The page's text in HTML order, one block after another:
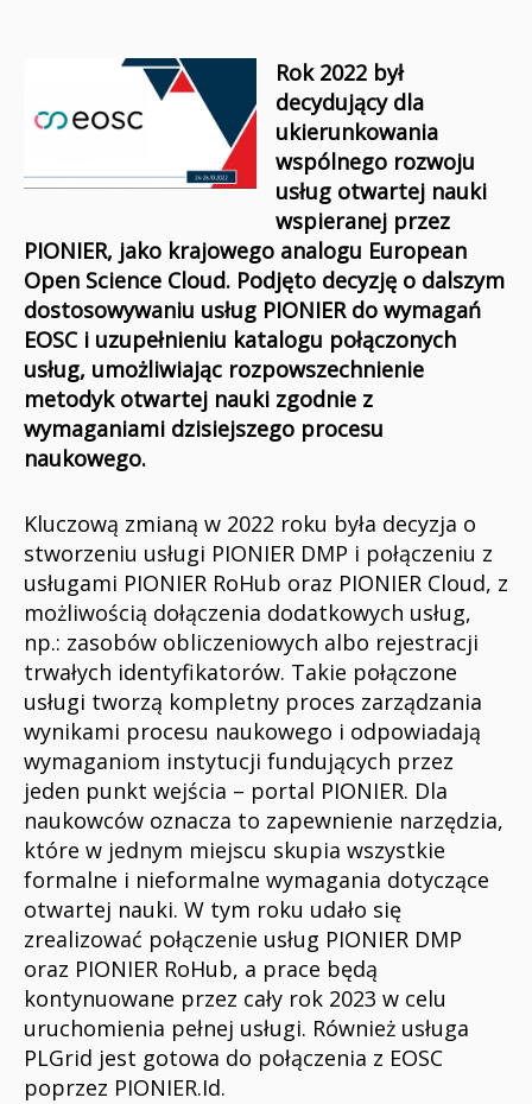
Rok 2022 był
decydujący dla
ukierunkowania
wspólnego rozwoju
usług otwartej nauki
wspieranej przez
PIONIER, jako krajowego analogu European
Open Science Cloud. Podjęto decyzję o dalszym
dostosowywaniu usług PIONIER do wymagań
EOSC i uzupełnieniu katalogu połączonych
usług, umożliwiając rozpowszechnienie
metodyk otwartej nauki zgodnie z
wymaganiami dzisiejszego procesu
naukowego.
Kluczową zmianą w 2022 roku była decyzja o
stworzeniu usługi PIONIER DMP i połączeniu z
usługami PIONIER RoHub oraz PIONIER Cloud, z
możliwością dołączenia dodatkowych usług,
np.: zasobów obliczeniowych albo rejestracji
trwałych identyfikatorów. Takie połączone
usługi tworzą kompletny proces zarządzania
wynikami procesu naukowego i odpowiadają
wymaganiom instytucji fundujących przez
jeden punkt wejścia – portal PIONIER. Dla
naukowców oznacza to zapewnienie narzędzia,
które w jednym miejscu skupia wszystkie
formalne i nieformalne wymagania dotyczące
otwartej nauki. W tym roku udało się
zrealizować połączenie usług PIONIER DMP
oraz PIONIER RoHub, a prace będą
kontynuowane przez cały rok 2023 w celu
uruchomienia pełnej usługi. Również usługa
PLGrid jest gotowa do połączenia z EOSC
poprzez PIONIER.Id.